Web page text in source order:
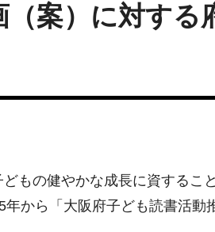
案）に対する
もの健やかな成長に資するこ
から「大阪府子ども読書活